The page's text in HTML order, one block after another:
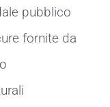
pubblico
fornite da